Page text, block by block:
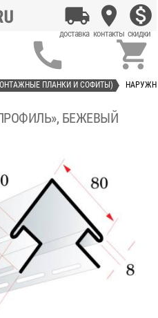
 
ПЛАНКИ И СОФИТЫ)
БЕЖЕВЫЙ